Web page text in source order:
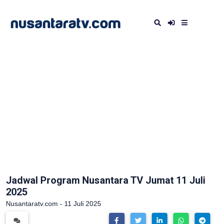
Jadwal Program Nusantara TV Jumat 11 Juli
2025
Nusantaratv.com - 11 Juli 2025